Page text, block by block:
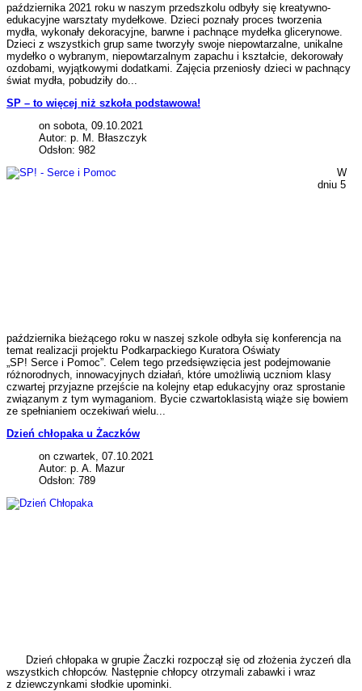
października 2021 roku w naszym przedszkolu odbyły się kreatywno-
edukacyjne warsztaty mydełkowe. Dzieci poznały proces tworzenia
mydła, wykonały dekoracyjne, barwne i pachnące mydełka glicerynowe.
Dzieci z wszystkich grup same tworzyły swoje niepowtarzalne, unikalne
mydełko o wybranym, niepowtarzalnym zapachu i kształcie, dekorowały
ozdobami, wyjątkowymi dodatkami. Zajęcia przeniosły dzieci w pachnący
świat mydła, pobudziły do...
SP – to więcej niż szkoła podstawowa!
on sobota, 09.10.2021
Autor: p. M. Błaszczyk
Odsłon: 982
W
dniu 5
października bieżącego roku w naszej szkole odbyła się konferencja na
temat realizacji projektu Podkarpackiego Kuratora Oświaty
„SP! Serce i Pomoc”. Celem tego przedsięwzięcia jest podejmowanie
różnorodnych, innowacyjnych działań, które umożliwią uczniom klasy
czwartej przyjazne przejście na kolejny etap edukacyjny oraz sprostanie
związanym z tym wymaganiom. Bycie czwartoklasistą wiąże się bowiem
ze spełnianiem oczekiwań wielu...
Dzień chłopaka u Żaczków
on czwartek, 07.10.2021
Autor: p. A. Mazur
Odsłon: 789
Dzień chłopaka w grupie Żaczki rozpoczął się od złożenia życzeń dla
wszystkich chłopców. Następnie chłopcy otrzymali zabawki i wraz
z dziewczynkami słodkie upominki.